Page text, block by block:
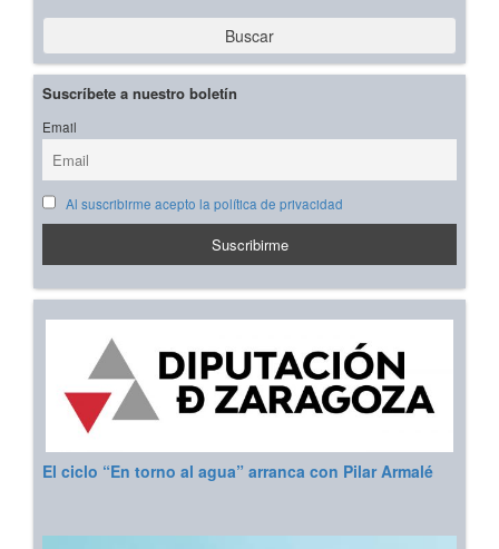
Buscar
Suscríbete a nuestro boletín
Email
Al suscribirme acepto la política de privacidad
El ciclo “En torno al agua” arranca con Pilar Armalé